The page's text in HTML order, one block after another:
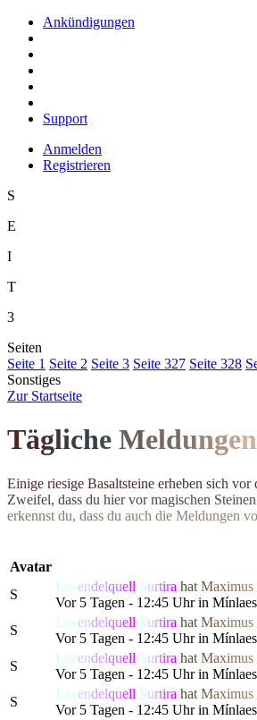
Ankündigungen
Support
Anmelden
Registrieren
S
E
I
T
3
Seiten
Seite 1 Seite 2 Seite 3 Seite 327 Seite 328
Sonstiges
Zur Startseite
Tägliche Meldungen
Einige riesige Basaltsteine erheben sich vor
Zweifel, dass du hier vor magischen Steinen
erkennst du, dass du auch die Meldungen vo
Avatar
S
Lavendelquell Surtira hat Maximus
Vor 5 Tagen - 12:45 Uhr in Mínlaes
S
Lavendelquell Surtira hat Maximus
Vor 5 Tagen - 12:45 Uhr in Mínlaes
S
Lavendelquell Surtira hat Maximus
Vor 5 Tagen - 12:45 Uhr in Mínlaes
S
Lavendelquell Surtira hat Maximus
Vor 5 Tagen - 12:45 Uhr in Mínlaes